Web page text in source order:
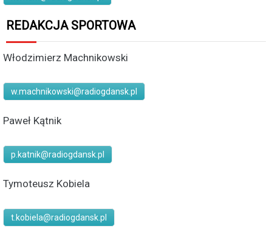
REDAKCJA SPORTOWA
Włodzimierz Machnikowski
w.machnikowski@radiogdansk.pl
Paweł Kątnik
p.katnik@radiogdansk.pl
Tymoteusz Kobiela
t.kobiela@radiogdansk.pl